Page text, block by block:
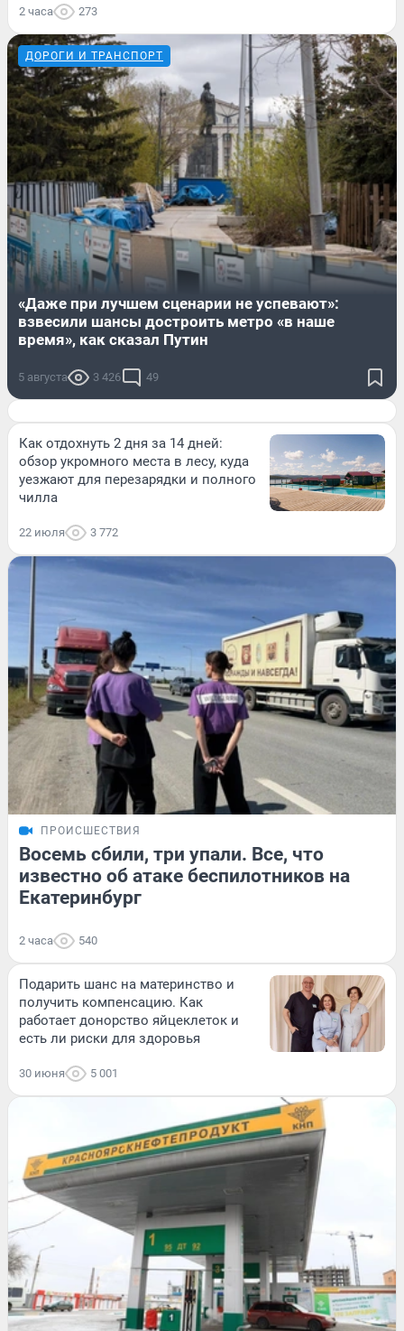
2 часа 273
ДОРОГИ И ТРАНСПОРТ
«Даже при лучшем сценарии не успевают»:
взвесили шансы достроить метро «в наше
время», как сказал Путин
5 августа 3 426 49
Как отдохнуть 2 дня за 14 дней:
обзор укромного места в лесу, куда
уезжают для перезарядки и полного
чилла
22 июля 3 772
ПРОИСШЕСТВИЯ
Восемь сбили, три упали. Все, что
известно об атаке беспилотников на
Екатеринбург
2 часа 540
Подарить шанс на материнство и
получить компенсацию. Как
работает донорство яйцеклеток и
есть ли риски для здоровья
30 июня 5 001